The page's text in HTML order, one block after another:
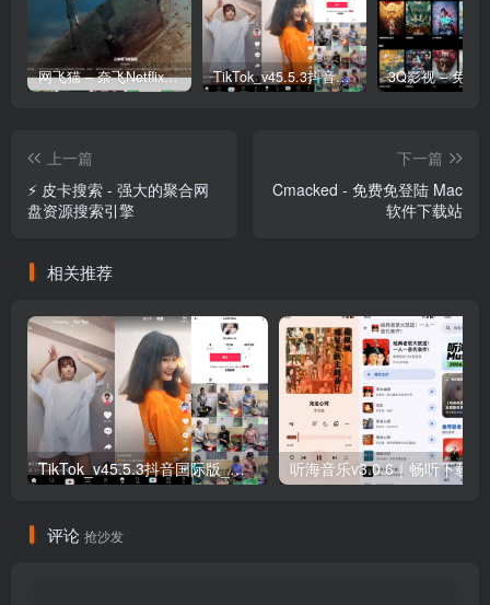
网飞猫 – 奈飞Netflix免费看 TikTok_v45.5.3抖音国际版_免拔卡解锁全球版
上一篇
⚡️ 皮卡搜索 - 强大的聚合网
盘资源搜索引擎
下一篇
Cmacked - 免费免登陆 Mac
软件下载站
相关推荐
TikTok_v45.5.3抖音国际版_免拔卡解锁全球版
评论 抢沙发